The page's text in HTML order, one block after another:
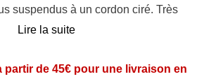
suspendus à un cordon ciré. Très
x 1,4 cm
Lire la suite
partir de 45€ pour une livraison en